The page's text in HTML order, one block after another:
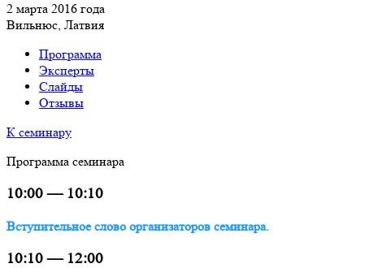
2 марта 2016 года
Вильнюс, Латвия
Программа
Эксперты
Слайды
Отзывы
К семинару
Программа семинара
10:00 — 10:10
Вступительное слово организаторов семинара.
10:10 — 12:00